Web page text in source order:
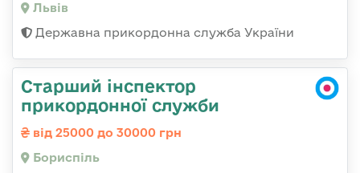
Львів
Державна прикордонна служба України
Старший інспектор
прикордонної служби
від 25000 до 30000 грн
Бориспіль